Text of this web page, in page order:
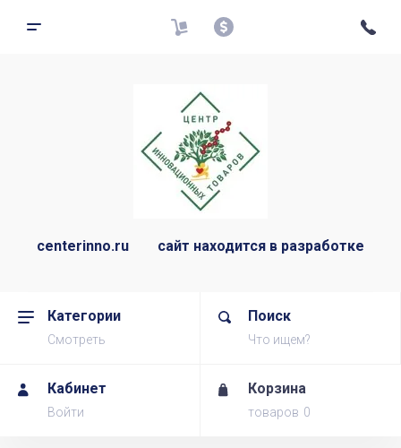
centerinno.ru сайт находится в разработке
Категории
Смотреть
Поиск
Что ищем?
Кабинет
Войти
Корзина
товаров